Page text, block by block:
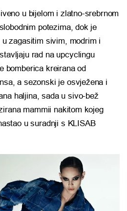
u bijelom i zlatno-srebrnom
potezima, dok je
zagasitim sivim, modrim i
rad na upcyclingu
bomberica kreirana od
a sezonski je osvježena i
haljina, sada u sivo-bež
mammii nakitom kojeg
u suradnji s KLISAB